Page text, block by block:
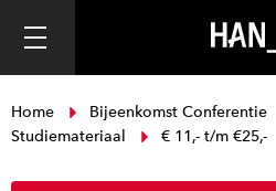
Home Bijeenkomst Conferentie
Studiemateriaal
€ 11,- t/m €25,-